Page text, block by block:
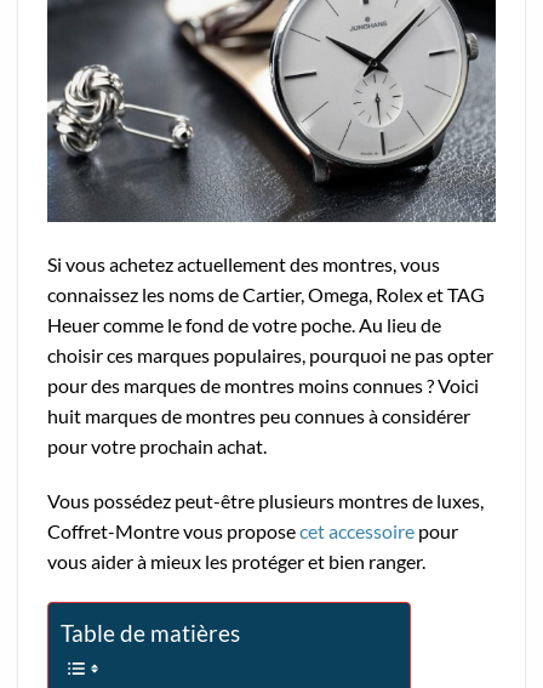
Si vous achetez actuellement des montres, vous
connaissez les noms de Cartier, Omega, Rolex et TAG
Heuer comme le fond de votre poche. Au lieu de
choisir ces marques populaires, pourquoi ne pas opter
pour des marques de montres moins connues ? Voici
huit marques de montres peu connues à considérer
pour votre prochain achat.
Vous possédez peut-être plusieurs montres de luxes,
Coffret-Montre vous proposecet accessoire pour
vous aider à mieux les protéger et bien ranger.
Table de matières